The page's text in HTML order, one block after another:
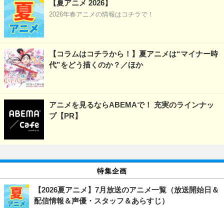
【夏アニメ 2026】
2026年春アニメの情報はコチラで！
【コラムはコチラから！】夏アニメは“マイナー時
代”をどう描くのか？／ほか
アニメを見るならABEMAで！ 充実のラインナッ
プ【PR】
特集企画
【2026夏アニメ】7月放送のアニメ一覧（放送開始日＆
配信情報＆声優・スタッフ＆あらすじ）